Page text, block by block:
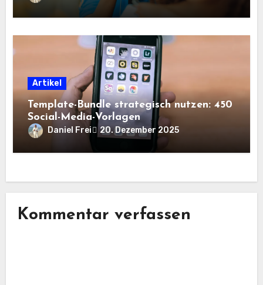
Artikel
Template-Bundle strategisch nutzen: 450
Social-Media-Vorlagen
Daniel Frei 20. Dezember 2025
Kommentar verfassen